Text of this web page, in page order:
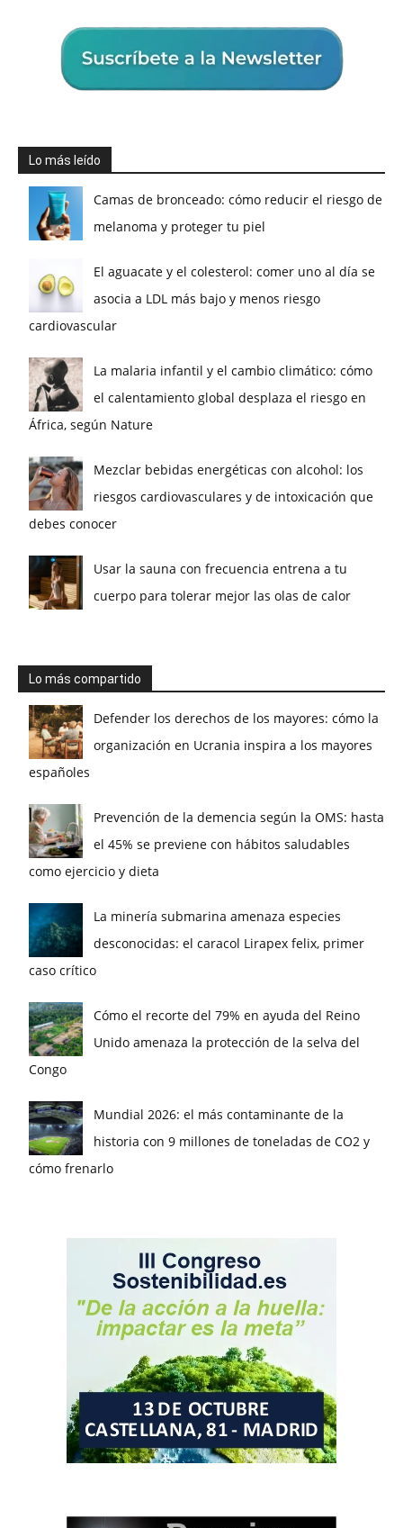
Lo más leído
Camas de bronceado: cómo reducir el riesgo de
melanoma y proteger tu piel
El aguacate y el colesterol: comer uno al día se
asocia a LDL más bajo y menos riesgo
cardiovascular
La malaria infantil y el cambio climático: cómo
el calentamiento global desplaza el riesgo en
África, según Nature
Mezclar bebidas energéticas con alcohol: los
riesgos cardiovasculares y de intoxicación que
debes conocer
Usar la sauna con frecuencia entrena a tu
cuerpo para tolerar mejor las olas de calor
Lo más compartido
Defender los derechos de los mayores: cómo la
organización en Ucrania inspira a los mayores
españoles
Prevención de la demencia según la OMS: hasta
el 45% se previene con hábitos saludables
como ejercicio y dieta
La minería submarina amenaza especies
desconocidas: el caracol Lirapex felix, primer
caso crítico
Cómo el recorte del 79% en ayuda del Reino
Unido amenaza la protección de la selva del
Congo
Mundial 2026: el más contaminante de la
historia con 9 millones de toneladas de CO2 y
cómo frenarlo